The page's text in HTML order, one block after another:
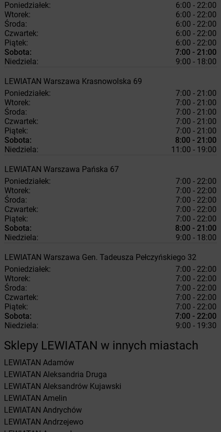
Poniedziałek:
6:00 - 22:00
Wtorek:
6:00 - 22:00
Środa:
6:00 - 22:00
Czwartek:
6:00 - 22:00
Piątek:
6:00 - 22:00
Sobota:
7:00 - 21:00
Niedziela:
9:00 - 18:00
LEWIATAN Warszawa Krasnowolska 69
Poniedziałek:
7:00 - 21:00
Wtorek:
7:00 - 21:00
Środa:
7:00 - 21:00
Czwartek:
7:00 - 21:00
Piątek:
7:00 - 21:00
Sobota:
8:00 - 21:00
Niedziela:
11:00 - 19:00
LEWIATAN Warszawa Pańska 67
Poniedziałek:
7:00 - 22:00
Wtorek:
7:00 - 22:00
Środa:
7:00 - 22:00
Czwartek:
7:00 - 22:00
Piątek:
7:00 - 22:00
Sobota:
8:00 - 21:00
Niedziela:
9:00 - 18:00
LEWIATAN Warszawa Gen. Tadeusza Pełczyńskiego 32
Poniedziałek:
7:00 - 22:00
Wtorek:
7:00 - 22:00
Środa:
7:00 - 22:00
Czwartek:
7:00 - 22:00
Piątek:
7:00 - 22:00
Sobota:
7:00 - 22:00
Niedziela:
9:00 - 19:30
Sklepy LEWIATAN w innych miastach
LEWIATAN Adamów
LEWIATAN Aleksandria Druga
LEWIATAN Aleksandrów Kujawski
LEWIATAN Amelin
LEWIATAN Andrychów
LEWIATAN Andrzejewo